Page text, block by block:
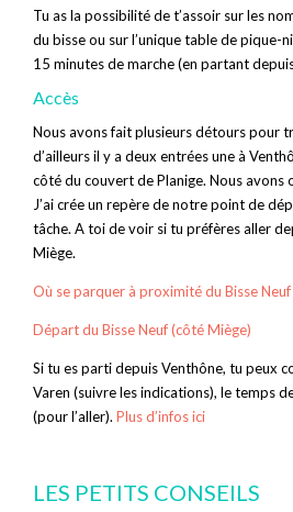
Tu as la possibilité de t’assoir sur les
du bisse ou sur l’unique table de pique-
15 minutes de marche (en partant
Accès
Nous avons fait plusieurs détours pour
d’ailleurs il y a deux entrées une à
côté du couvert de Planige. Nous
J’ai crée un repère de notre point de
tâche. A toi de voir si tu préfères aller
Miège.
Où se parquer à proximité du Bisse
Départ du Bisse Neuf (côté Miège)
Si tu es parti depuis Venthône, tu peux
Varen (suivre les indications), le temps
(pour l’aller). Plus d’infos ici
LES PETITS CONSEILS